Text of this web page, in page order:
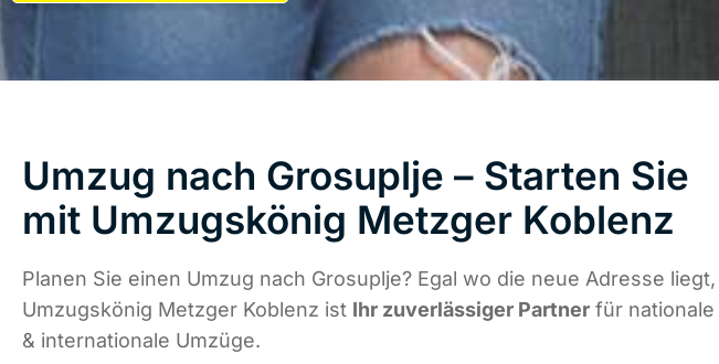
Umzug nach Grosuplje – Starten Sie
mit Umzugskönig Metzger Koblenz
Planen Sie einen Umzug nach Grosuplje? Egal wo die neue Adresse liegt,
Umzugskönig Metzger Koblenz ist Ihr zuverlässiger Partner für nationale
& internationale Umzüge.